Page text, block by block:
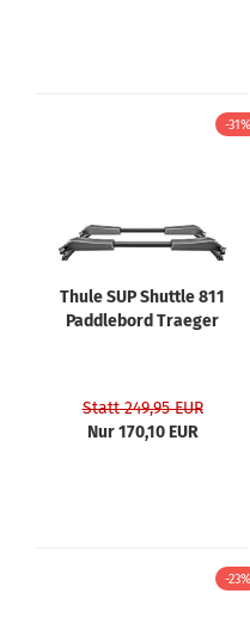
-31%
Thule SUP Shuttle 811
Paddlebord Traeger
Statt 249,95 EUR
Nur 170,10 EUR
-23%